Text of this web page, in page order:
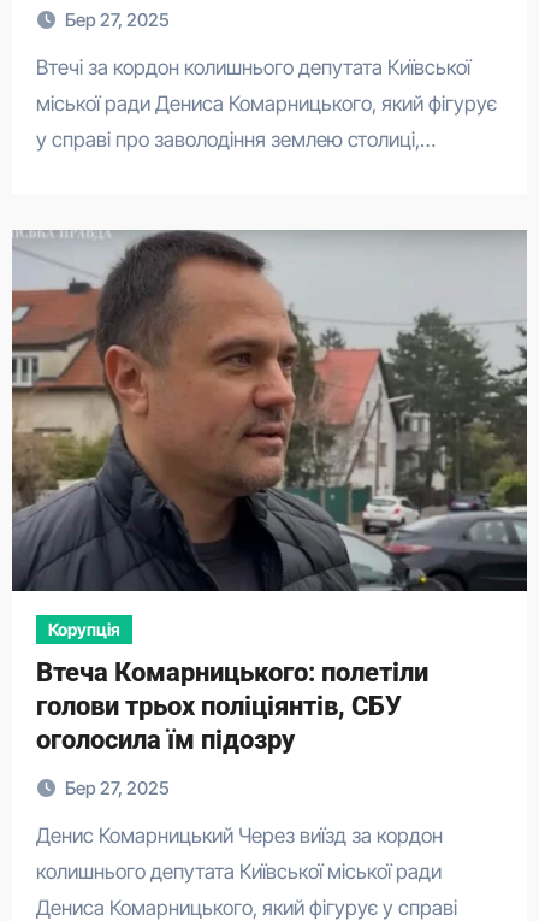
Бер 27, 2025
Втечі за кордон колишнього депутата Київської
міської ради Дениса Комарницького, який фігурує
у справі про заволодіння землею столиці,…
Корупція
Втеча Комарницького: полетіли
голови трьох поліціянтів, СБУ
оголосила їм підозру
Бер 27, 2025
Денис Комарницький Через виїзд за кордон
колишнього депутата Київської міської ради
Дениса Комарницького, який фігурує у справі